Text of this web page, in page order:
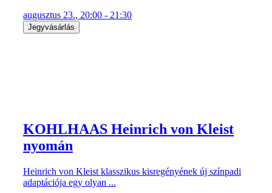
augusztus 23., 20:00 - 21:30
Jegyvásárlás
KOHLHAAS Heinrich von Kleist
nyomán
Heinrich von Kleist klasszikus kisregényének új színpadi
adaptációja egy olyan ...